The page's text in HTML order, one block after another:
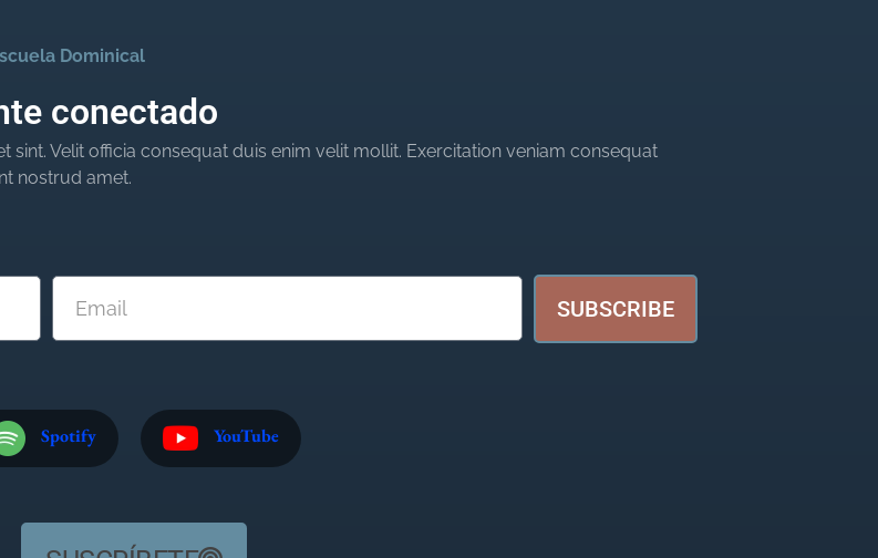
Dominical
conectado
Velit officia consequat duis enim velit mollit. Exercitation veniam consequat
nostrud amet.
SUBSCRIBE
Spotify YouTube